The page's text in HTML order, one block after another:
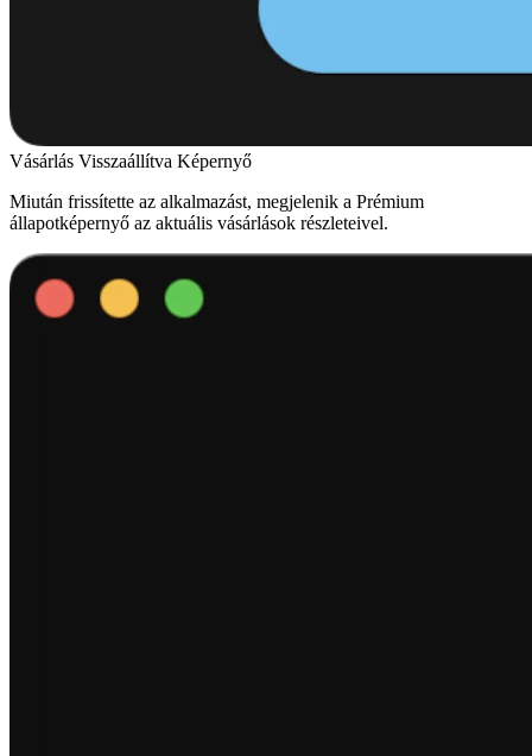
Vásárlás Visszaállítva Képernyő
Miután frissítette az alkalmazást, megjelenik a Prémium
állapotképernyő az aktuális vásárlások részleteivel.